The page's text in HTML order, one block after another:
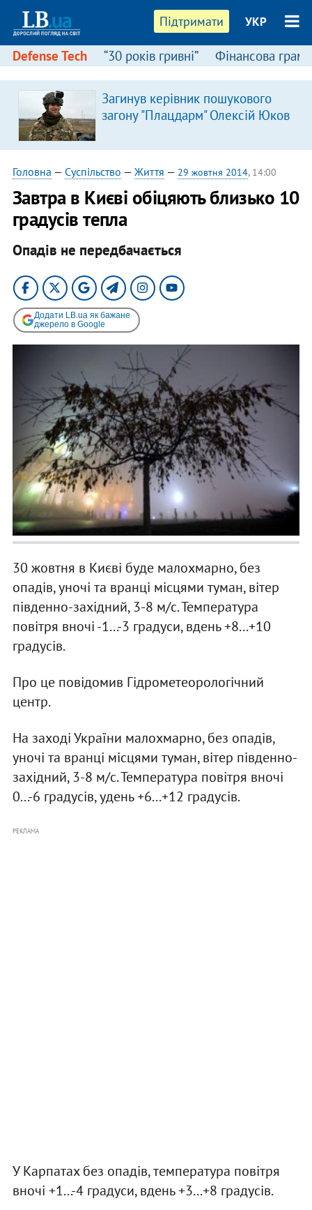
Підтримати УКР
Defense Tech “30 років гривні” Фінансова
Загинув керівник пошукового
загону "Плацдарм" Олексій Юков
Головна — Суспільство — Життя — 29 жовтня 2014, 14:00
Завтра в Києві обіцяють близько 10
градусів тепла
Опадів не передбачається
Додати LB.ua як бажане
джерело в Google
30 жовтня в Києві буде малохмарно, без
опадів, уночі та вранці місцями туман, вітер
південно-західний, 3-8 м/с. Температура
повітря вночі -1...-3 градуси, вдень +8...+10
градусів.
Про це повідомив Гідрометеорологічний
центр.
На заході України малохмарно, без опадів,
уночі та вранці місцями туман, вітер південно-
західний, 3-8 м/с. Температура повітря вночі
0...-6 градусів, удень +6...+12 градусів.
РЕКЛАМА
У Карпатах без опадів, температура повітря
вночі +1...-4 градуси, вдень +3...+8 градусів.